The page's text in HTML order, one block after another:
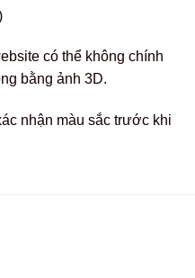
có thể không chính
bằng ảnh 3D.
nhận màu sắc trước khi